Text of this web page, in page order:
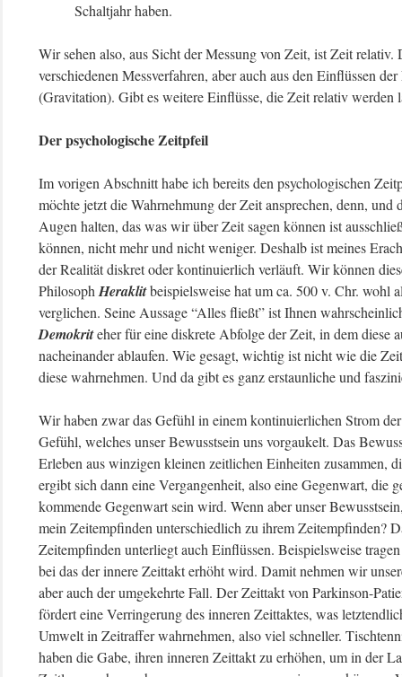
Schaltjahr haben.
Wir sehen also, aus Sicht der Messung von Zeit, ist Zeit relativ.
verschiedenen Messverfahren, aber auch aus den Einflüssen
(Gravitation). Gibt es weitere Einflüsse, die Zeit relativ werden
Der psychologische Zeitpfeil
Im vorigen Abschnitt habe ich bereits den psychologischen
möchte jetzt die Wahrnehmung der Zeit ansprechen, denn, und
Augen halten, das was wir über Zeit sagen können ist
können, nicht mehr und nicht weniger. Deshalb ist meines
der Realität diskret oder kontinuierlich verläuft. Wir können
Philosoph Heraklitbeispielsweise hat um ca. 500 v. Chr. wohl
verglichen. Seine Aussage “Alles fließt” ist Ihnen
Demokriteher für eine diskrete Abfolge der Zeit, in dem diese
nacheinander ablaufen. Wie gesagt, wichtig ist nicht wie die
diese wahrnehmen. Und da gibt es ganz erstaunliche und
Wir haben zwar das Gefühl in einem kontinuierlichen Strom
Gefühl, welches unser Bewusstsein uns vorgaukelt. Das
Erleben aus winzigen kleinen zeitlichen Einheiten zusammen,
ergibt sich dann eine Vergangenheit, also eine Gegenwart, die
kommende Gegenwart sein wird. Wenn aber unser
mein Zeitempfinden unterschiedlich zu ihrem Zeitempfinden?
Zeitempfinden unterliegt auch Einflüssen. Beispielsweise
bei das der innere Zeittakt erhöht wird. Damit nehmen wir
aber auch der umgekehrte Fall. Der Zeittakt von Parkinson-
fördert eine Verringerung des inneren Zeittaktes, was
Umwelt in Zeitraffer wahrnehmen, also viel schneller.
haben die Gabe, ihren inneren Zeittakt zu erhöhen, um in der